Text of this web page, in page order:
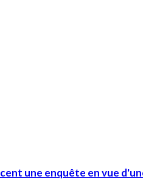
une enquête en vue